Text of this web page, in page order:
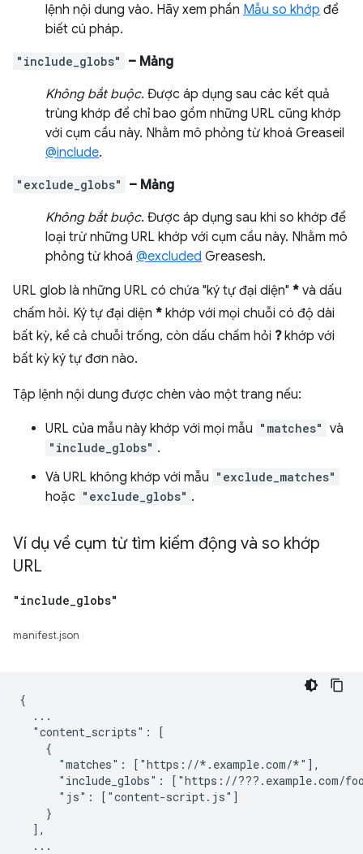
lệnh nội dung vào. Hãy xem phần Mẫu so khớp để
biết cú pháp.
"include_globs"
– Mảng
Không bắt buộc. Được áp dụng sau các kết quả
trùng khớp để chỉ bao gồm những URL cũng khớp
với cụm cầu này. Nhằm mô phỏng từ khoá Greaseil
@include.
"exclude_globs"
– Mảng
Không bắt buộc. Được áp dụng sau khi so khớp để
loại trừ những URL khớp với cụm cầu này. Nhằm mô
phỏng từ khoá @excluded Greasesh.
URL glob là những URL có chứa "ký tự đại diện" * và dấu
chấm hỏi. Ký tự đại diện * khớp với mọi chuỗi có độ dài
bất kỳ, kể cả chuỗi trống, còn dấu chấm hỏi ?khớp với
bất kỳ ký tự đơn nào.
Tập lệnh nội dung được chèn vào một trang nếu:
URL của mẫu này khớp với mọi mẫu "matches" và
"include_globs" .
Và URL không khớp với mẫu "exclude_matches"
hoặc "exclude_globs" .
Ví dụ về cụm từ tìm kiếm động và so khớp
URL
"include_globs"
manifest.json
{
  ...
  "content_scripts": [
    {
      "matches": ["https://*.example.com/*"],
"include_globs": ["https://???.example.com/
      "js": ["content-script.js"]
    }
  ],
  ...